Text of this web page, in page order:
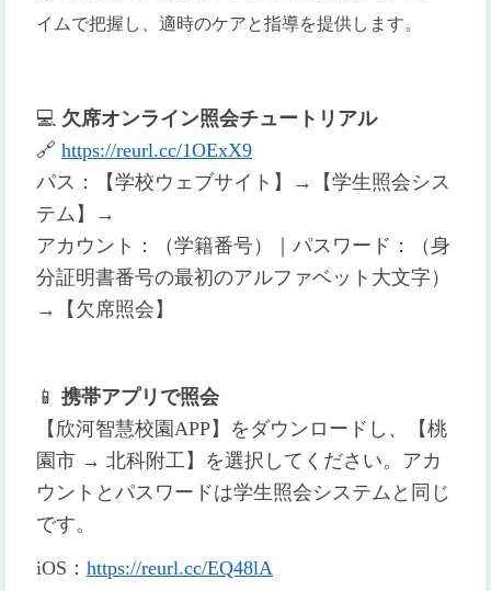
イムで把握し、適時のケアと指導を提供します。
💻 欠席オンライン照会チュートリアル
🔗 https://reurl.cc/1OExX9
パス：【学校ウェブサイト】→【学生照会シス
テム】→
アカウント：（学籍番号）｜パスワード：（身
分証明書番号の最初のアルファベット大文字）
→【欠席照会】
📱 携帯アプリで照会
【欣河智慧校園APP】をダウンロードし、【桃
園市 → 北科附工】を選択してください。アカ
ウントとパスワードは学生照会システムと同じ
です。
iOS ： https://reurl.cc/EQ48lA